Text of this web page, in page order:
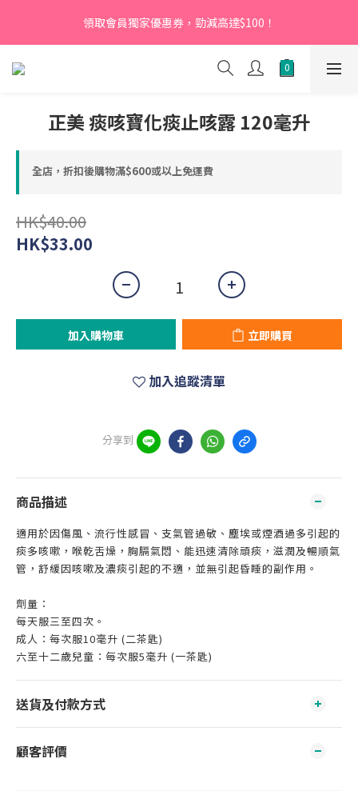
【新會員】即日起至2026月12月31日，首次下單輸入優惠碼
「NEW95」即可享95折
領取會員獨家優惠券，勁減高達$100！
【新會員】即日起至2026月12月31日，首次下單輸入優惠碼
「NEW95」即可享95折
正美 痰咳寶化痰止咳露 120毫升
全店，折扣後購物滿$600或以上免運費
HK$40.00
HK$33.00
加入購物車 立即購買
加入追蹤清單
分享到
商品描述
適用於因傷風、流行性感冒、支氣管過敏、塵埃或煙酒過多引起的
痰多咳嗽，喉乾舌燥，胸膈氣悶、能迅速清除頑痰，滋潤及暢順氣
管，舒緩因咳嗽及濃痰引起的不適，並無引起昏睡的副作用。
劑量：
每天服三至四次。
成人：每次服10毫升 (二茶匙)
六至十二歲兒童：每次服5毫升 (一茶匙)
送貨及付款方式
顧客評價